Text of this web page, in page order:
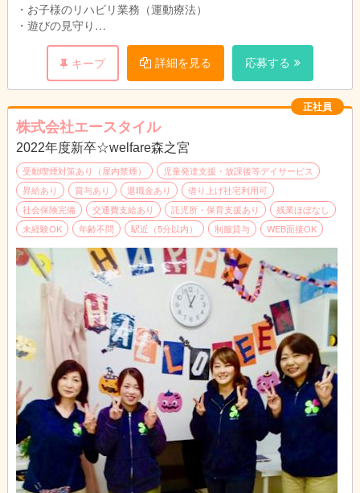
・お子様のリハビリ業務（運動療法）
・遊びの見守り
・学習のお手伝い
・送迎業務（添乗） など
運動を通してお子様の成長をサポートしていただきます。
キープ 詳細を見る 応募する
正社員
株式会社エースタイル
2022年度新卒☆welfare森之宮
受動喫煙対策あり（屋内禁煙）
児童発達支援・放課後等デイサービス
昇給あり
賞与あり 退職金あり
借り上げ社宅利用可
社会保険完備
交通費支給あり 託児所・保育支援あり
残業ほぼなし
未経験OK
年齢不問 駅近（5分以内） 制服貸与 WEB面接OK